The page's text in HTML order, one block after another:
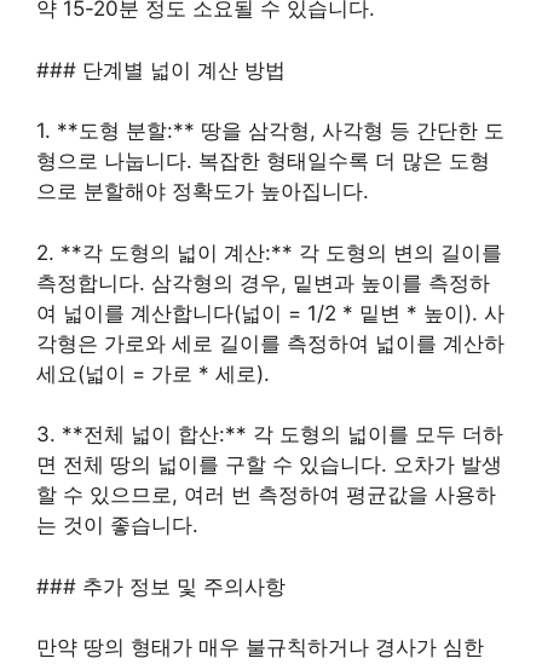
약 15-20분 정도 소요될 수 있습니다.
### 단계별 넓이 계산 방법
1. **도형 분할:** 땅을 삼각형, 사각형 등 간단한 도
형으로 나눕니다. 복잡한 형태일수록 더 많은 도형
으로 분할해야 정확도가 높아집니다.
2. **각 도형의 넓이 계산:** 각 도형의 변의 길이를
측정합니다. 삼각형의 경우, 밑변과 높이를 측정하
여 넓이를 계산합니다(넓이 = 1/2 * 밑변 * 높이). 사
각형은 가로와 세로 길이를 측정하여 넓이를 계산하
세요(넓이 = 가로 * 세로).
3. **전체 넓이 합산:** 각 도형의 넓이를 모두 더하
면 전체 땅의 넓이를 구할 수 있습니다. 오차가 발생
할 수 있으므로, 여러 번 측정하여 평균값을 사용하
는 것이 좋습니다.
### 추가 정보 및 주의사항
만약 땅의 형태가 매우 불규칙하거나 경사가 심한